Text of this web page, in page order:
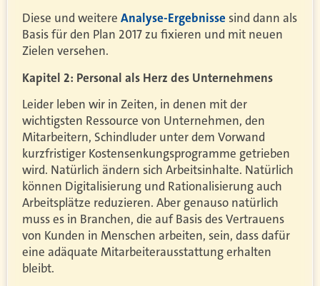
Diese und weitere Analyse-Ergebnisse sind dann als
Basis für den Plan 2017 zu fixieren und mit neuen
Zielen versehen.
Kapitel 2: Personal als Herz des Unternehmens
Leider leben wir in Zeiten, in denen mit der
wichtigsten Ressource von Unternehmen, den
Mitarbeitern, Schindluder unter dem Vorwand
kurzfristiger Kostensenkungsprogramme getrieben
wird. Natürlich ändern sich Arbeitsinhalte. Natürlich
können Digitalisierung und Rationalisierung auch
Arbeitsplätze reduzieren. Aber genauso natürlich
muss es in Branchen, die auf Basis des Vertrauens
von Kunden in Menschen arbeiten, sein, dass dafür
eine adäquate Mitarbeiterausstattung erhalten
bleibt.